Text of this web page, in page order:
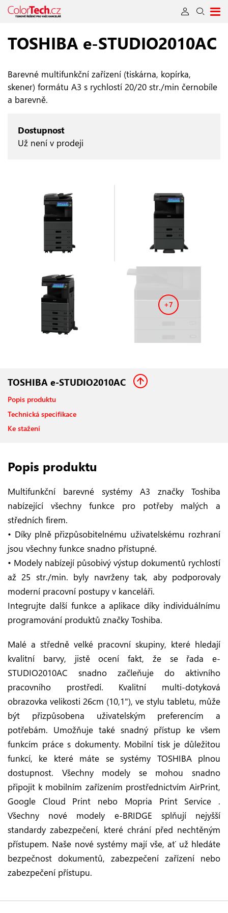
+7
TOSHIBA e‑STUDIO2010AC
Barevné multifunkční zařízení (tiskárna, kopírka,
skener) formátu A3 s rychlostí 20/20 str./min černobíle
a barevně.
Dostupnost
Už není v prodeji
TOSHIBA e-STUDIO2010AC
Popis produktu
Technická specifikace
Ke stažení
Popis produktu
Multifunkční barevné systémy A3 značky Toshiba
nabízející všechny funkce pro potřeby malých a
středních firem.
• Díky plně přizpůsobitelnému uživatelskému rozhraní
jsou všechny funkce snadno přístupné.
• Modely nabízejí působivý výstup dokumentů rychlostí
až 25 str./min. byly navrženy tak, aby podporovaly
moderní pracovní postupy v kanceláři.
Integrujte další funkce a aplikace díky individuálnímu
programování produktů značky Toshiba.
Malé a středně velké pracovní skupiny, které hledají
kvalitní barvy, jistě ocení fakt, že se řada e-
STUDIO2010AC snadno začleňuje do aktivního
pracovního prostředí. Kvalitní multi-dotyková
obrazovka velikosti 26cm (10,1"), ve stylu tabletu, může
být přizpůsobena uživatelským preferencím a
potřebám. Umožňuje také snadný přístup ke všem
funkcím práce s dokumenty. Mobilní tisk je důležitou
funkcí, ke které máte se systémy TOSHIBA plnou
dostupnost. Všechny modely se mohou snadno
připojit k mobilním zařízením prostřednictvím AirPrint,
Google Cloud Print nebo Mopria Print Service .
Všechny nové modely e-BRIDGE splňují nejyšší
standardy zabezpečení, které chrání před nechtěným
přístupem. Naše nové systémy mají vše, ať už hledáte
bezpečnost dokumentů, zabezpečení zařízení nebo
zabezpečení přístupu.